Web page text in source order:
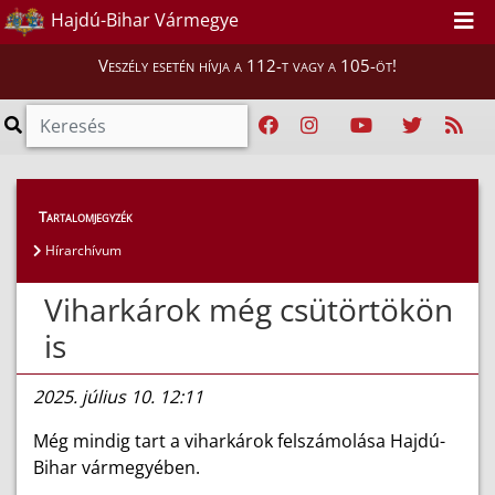
Hajdú-Bihar Vármegye
Veszély esetén hívja a 112-t vagy a 105-öt!
Híreink > Hírek
Tartalomjegyzék
Hírarchívum
Viharkárok még csütörtökön
is
2025. július 10. 12:11
Még mindig tart a viharkárok felszámolása Hajdú-
Bihar vármegyében.